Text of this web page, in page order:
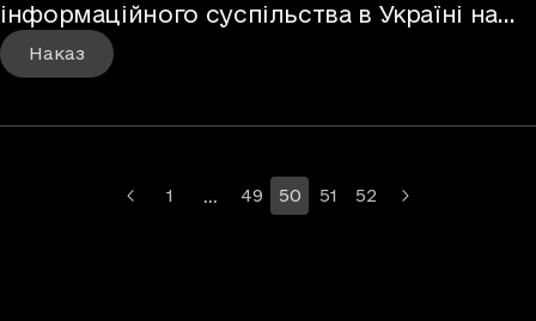
інформаційного суспільства в Україні на
2007-20...
Наказ
1 …
Більше сторінок
49 50 51 52